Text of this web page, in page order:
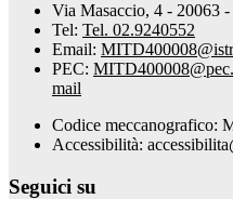
Via Masaccio, 4 - 20063
Tel: Tel. 02.9240552
Email:
PEC:
mail
Codice meccanografico:
Accessibilità:
Seguici su